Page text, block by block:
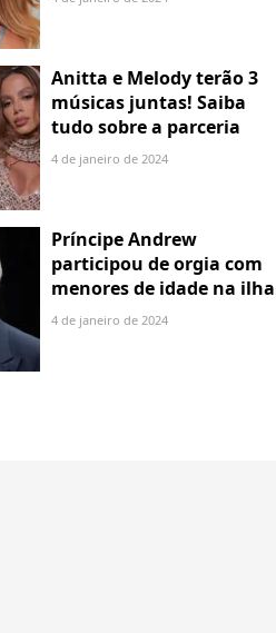
Anitta e Melody terão 3
músicas juntas! Saiba
tudo sobre a parceria
4 de janeiro de 2024
Príncipe Andrew
participou de orgia com
menores de idade na ilha
de Jeffrey Epstein, chefe de
4 de janeiro de 2024